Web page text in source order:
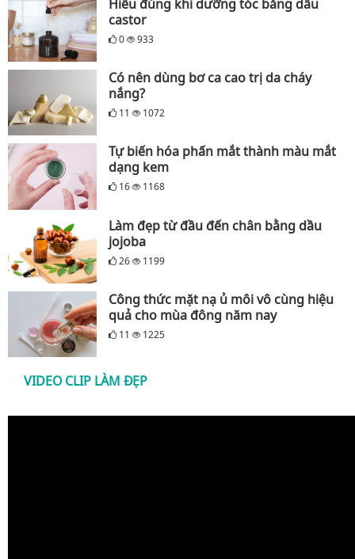
Hiểu đúng khi dưỡng tóc bằng dầu
castor
0 933
Có nên dùng bơ ca cao trị da cháy
nắng?
11 1072
Tự biến hóa phấn mắt thành màu mắt
dạng kem
16 1168
Làm đẹp từ đầu đến chân bằng dầu
jojoba
26 1199
Công thức mặt nạ ủ môi vô cùng hiệu
quả cho mùa đông năm nay
11 1225
VIDEO CLIP LÀM ĐẸP